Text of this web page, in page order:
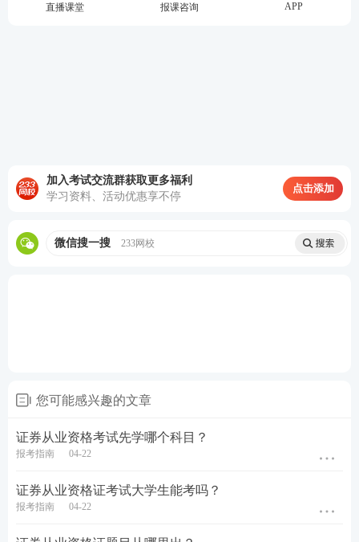
证券从业考试报名入口
如果担心错过2026年证券考试报名？大家可以扫码预
约免费报名提醒，报名公告出来我们将及时提醒。
【免费预约2026证券考试报名提醒>>
直播课堂 报课咨询 APP
加入考试交流群获取更多福利
学习资料、活动优惠享不停
点击添加
微信搜一搜 233网校
您可能感兴趣的文章
证券从业资格考试先学哪个科目？
报考指南 04-22
证券从业资格证考试大学生能考吗？
报考指南 04-22